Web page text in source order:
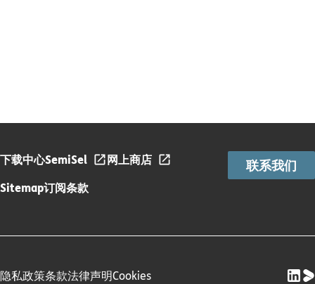
下载中心SemiSel
网上商店
Sitemap订阅条款
联系我们
隐私政策条款法律声明Cookies